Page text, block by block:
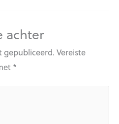
achter
gepubliceerd. Vereiste
*